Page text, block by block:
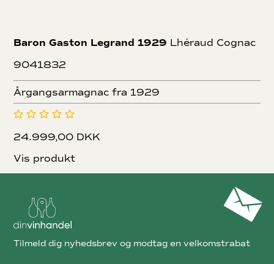
Baron Gaston Legrand 1929 Lhéraud Cognac
9041832
Årgangsarmagnac fra 1929
24.999,00 DKK
Vis produkt
Tilmeld dig nyhedsbrev og modtag en velkomstrabat